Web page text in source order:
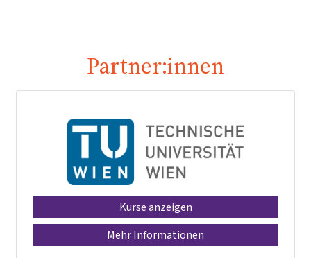
Partner:innen
Kurse anzeigen
Mehr Informationen